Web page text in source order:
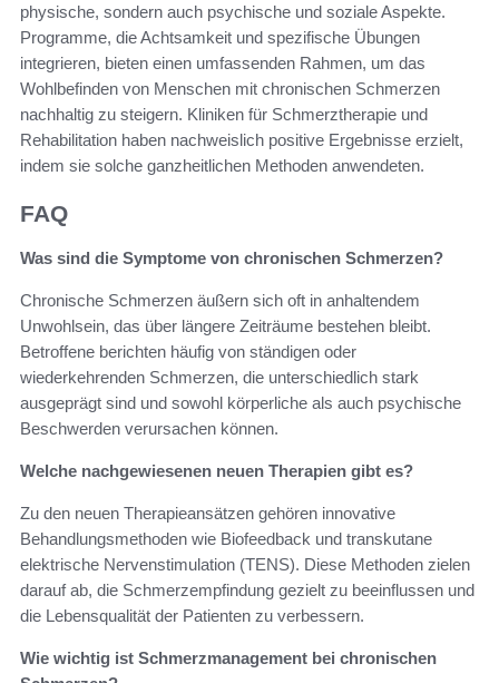
physische, sondern auch psychische und soziale Aspekte.
Programme, die Achtsamkeit und spezifische Übungen
integrieren, bieten einen umfassenden Rahmen, um das
Wohlbefinden von Menschen mit chronischen Schmerzen
nachhaltig zu steigern. Kliniken für Schmerztherapie und
Rehabilitation haben nachweislich positive Ergebnisse erzielt,
indem sie solche ganzheitlichen Methoden anwendeten.
FAQ
Was sind die Symptome von chronischen Schmerzen?
Chronische Schmerzen äußern sich oft in anhaltendem
Unwohlsein, das über längere Zeiträume bestehen bleibt.
Betroffene berichten häufig von ständigen oder
wiederkehrenden Schmerzen, die unterschiedlich stark
ausgeprägt sind und sowohl körperliche als auch psychische
Beschwerden verursachen können.
Welche nachgewiesenen neuen Therapien gibt es?
Zu den neuen Therapieansätzen gehören innovative
Behandlungsmethoden wie Biofeedback und transkutane
elektrische Nervenstimulation (TENS). Diese Methoden zielen
darauf ab, die Schmerzempfindung gezielt zu beeinflussen und
die Lebensqualität der Patienten zu verbessern.
Wie wichtig ist Schmerzmanagement bei chronischen